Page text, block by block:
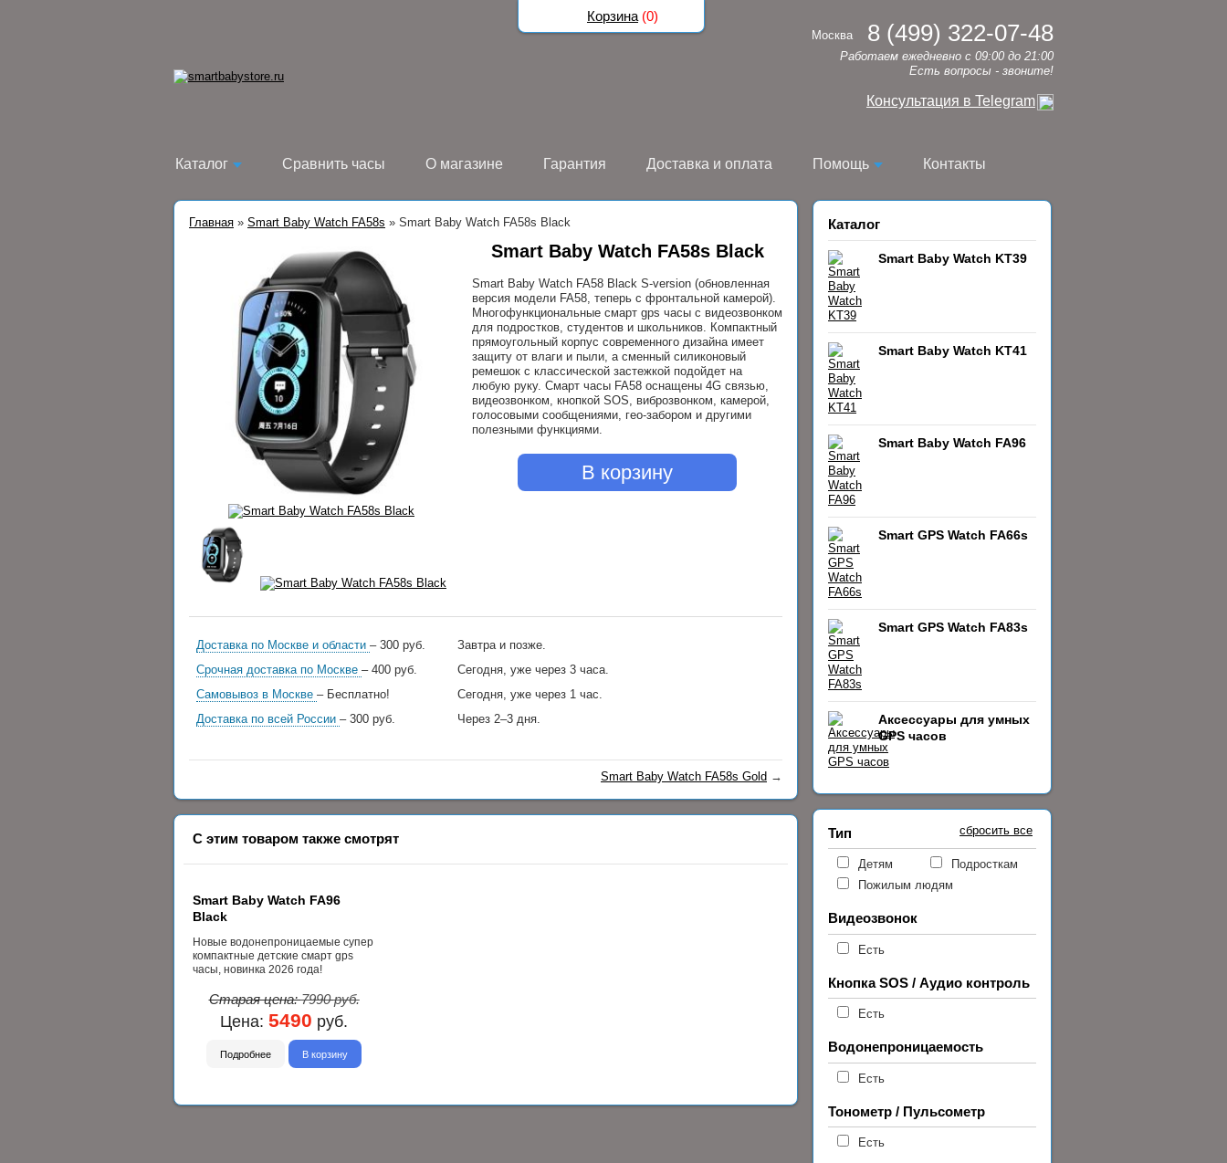
Москва 8 (499) 322-07-48
Работаем ежедневно с 09:00 до 21:00
Есть вопросы - звоните!
Консультация в Telegram
Каталог Сравнить часы О магазине Гарантия Доставка и оплата Помощь Контакты
Главная » Smart Baby Watch FA58s » Smart Baby Watch FA58s Black
Smart Baby Watch FA58s Black
Smart Baby Watch FA58 Black S-version (обновленная
версия модели FA58, теперь с фронтальной камерой).
Многофункциональные смарт gps часы с видеозвонком
для подростков, студентов и школьников. Компактный
прямоугольный корпус современного дизайна имеет
защиту от влаги и пыли, а сменный силиконовый
ремешок с классической застежкой подойдет на
любую руку. Смарт часы FA58 оснащены 4G связью,
видеозвонком, кнопкой SOS, виброзвонком, камерой,
голосовыми сообщениями, гео-забором и другими
полезными функциями.
В корзину
Доставка по Москве и области – 300 руб.
Завтра и позже.
Срочная доставка по Москве – 400 руб.
Сегодня, уже через 3 часа.
Самовывоз в Москве – Бесплатно!
Сегодня, уже через 1 час.
Доставка по всей России – 300 руб. Через 2–3 дня.
Smart Baby Watch FA58s Gold →
С этим товаром также смотрят
Smart Baby Watch FA96
Black
Новые водонепроницаемые супер
компактные детские смарт gps
часы, новинка 2026 года!
Старая цена:7990 руб.
Цена: 5490 руб.
Подробнее В корзину
Каталог
Smart Baby Watch KT39
Smart Baby Watch KT41
Smart Baby Watch FA96
Smart GPS Watch FA66s
Smart GPS Watch FA83s
Аксессуары для умных
GPS часов
сбросить все
Тип
Детям
Подросткам
Пожилым людям
Видеозвонок
Есть
Кнопка SOS / Аудио контроль
Есть
Водонепроницаемость
Есть
Тонометр / Пульсометр
Есть
Корзина (0)